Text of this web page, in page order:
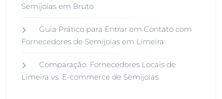
Semijoias em Bruto
Guia Prático para Entrar em Contato com
Fornecedores de Semijoias em Limeira
Comparação: Fornecedores Locais de
Limeira vs. E-commerce de Semijoias